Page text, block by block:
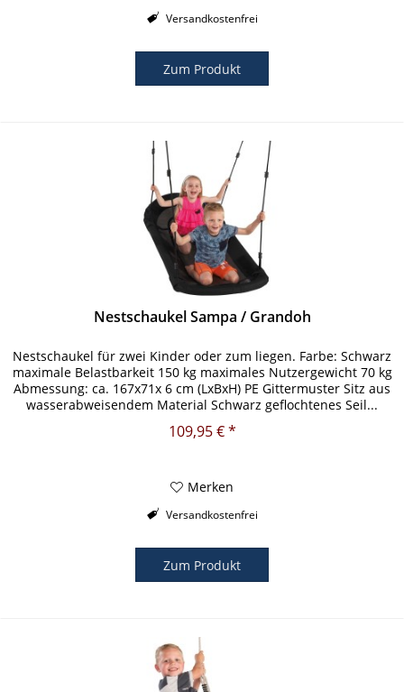
Versandkostenfrei
Zum Produkt
Nestschaukel Sampa / Grandoh
Nestschaukel für zwei Kinder oder zum liegen. Farbe: Schwarz
maximale Belastbarkeit 150 kg maximales Nutzergewicht 70 kg
Abmessung: ca. 167x71x 6 cm (LxBxH) PE Gittermuster Sitz aus
wasserabweisendem Material Schwarz geflochtenes Seil...
109,95 € *
Merken
Versandkostenfrei
Zum Produkt